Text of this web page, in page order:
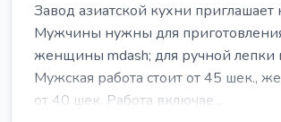
Завод азиатской кухни приглашает
Мужчины нужны для
женщины mdash; для ручной лепки
Мужская работа стоит от 45 шек.,
от 40 шек. Работа включае...